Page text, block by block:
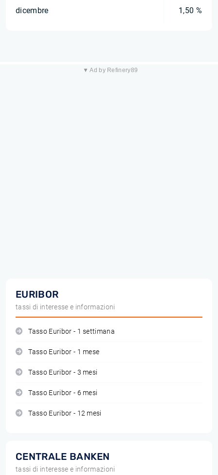
dicembre 1,50 %
▼ Ad by Refinery89
EURIBOR
tassi di interesse e informazioni
Tasso Euribor - 1 settimana
Tasso Euribor - 1 mese
Tasso Euribor - 3 mesi
Tasso Euribor - 6 mesi
Tasso Euribor - 12 mesi
CENTRALE BANKEN
tassi di interesse e informazioni